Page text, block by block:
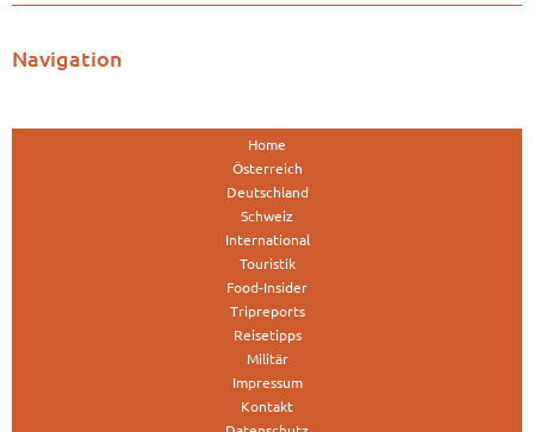
Navigation
Home
Österreich
Deutschland
Schweiz
International
Touristik
Food-Insider
Tripreports
Reisetipps
Militär
Impressum
Kontakt